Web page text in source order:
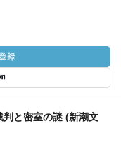
判と密室の謎 (新潮文